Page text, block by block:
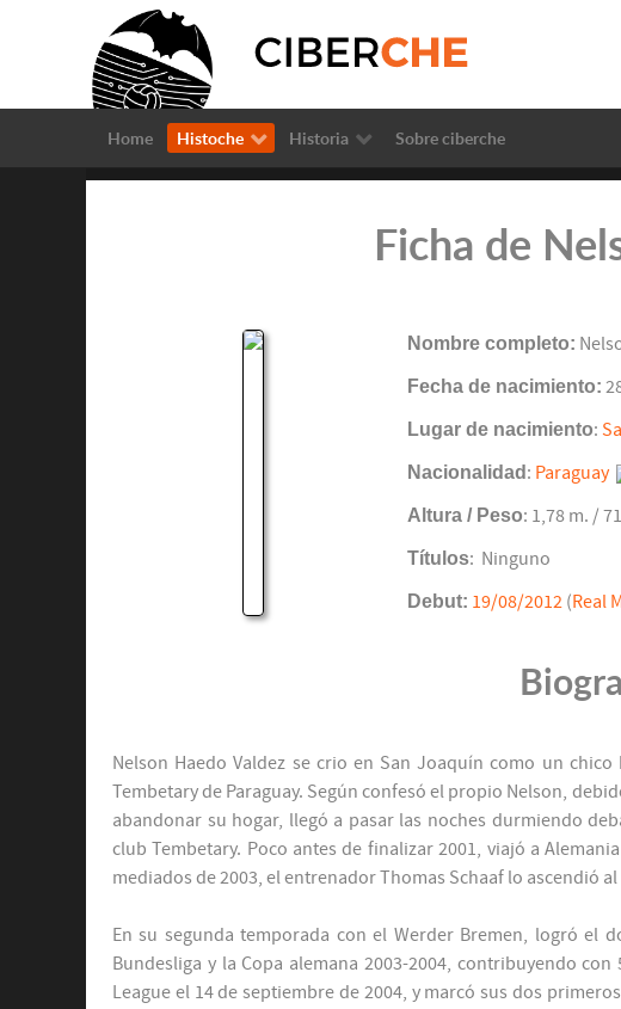
Home Histoche Historia Sobre ciberche
Ficha de
Nombre completo:
Fecha de nacimiento:
Lugar de nacimiento:
Nacionalidad : Paraguay
Altura / Peso: 1,78 m. /
Títulos: Ninguno
Debut: 19/08/2012(Real
Nelson Haedo Valdez se crio en San Joaquín como un
Tembetary de Paraguay. Según confesó el propio Nelson,
abandonar su hogar, llegó a pasar las noches durmiendo
club Tembetary. Poco antes de finalizar 2001, viajó a
mediados de 2003, el entrenador Thomas Schaaf lo ascendió
En su segunda temporada con el Werder Bremen, logró el
Bundesliga y la Copa alemana 2003-2004, contribuyendo
League el 14 de septiembre de 2004, y marcó sus dos